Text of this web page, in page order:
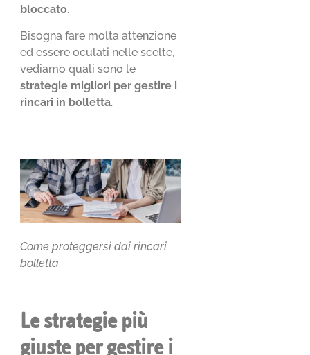
bloccato.
Bisogna fare molta attenzione
ed essere oculati nelle scelte,
vediamo quali sono le
strategie migliori per gestire i
rincari in bolletta.
Come proteggersi dai rincari
bolletta
Le strategie più
giuste per gestire i